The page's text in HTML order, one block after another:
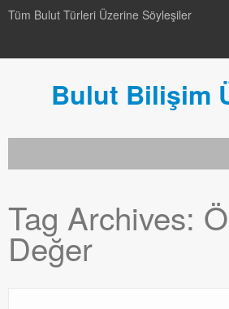
Tüm Bulut Türleri Üzerine Söyleşiler
Bulut Bilişim
SCCM
Genel
Tag Archives:
Değer